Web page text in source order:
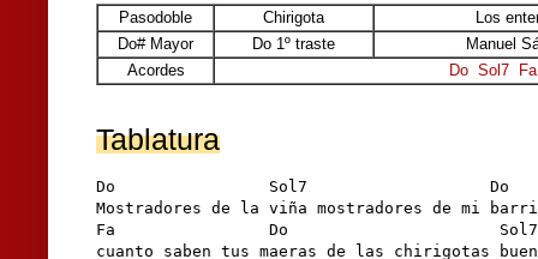
Pasodoble Chirigota
Los
Do# Mayor
Do 1º traste
Manuel
Acordes
Do Sol7 Fa
Tablatura
Do                Sol7                   Do
Mostradores de la viña mostradores de mi
Fa                Do                      Sol7
cuanto saben tus maeras de las chirigotas